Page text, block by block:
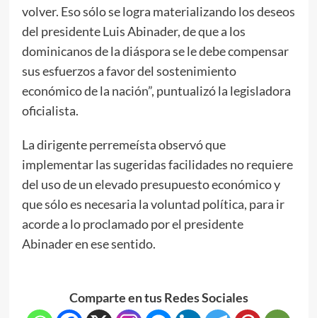
volver. Eso sólo se logra materializando los deseos
del presidente Luis Abinader, de que a los
dominicanos de la diáspora se le debe compensar
sus esfuerzos a favor del sostenimiento
económico de la nación”, puntualizó la legisladora
oficialista.
La dirigente perremeísta observó que
implementar las sugeridas facilidades no requiere
del uso de un elevado presupuesto económico y
que sólo es necesaria la voluntad política, para ir
acorde a lo proclamado por el presidente
Abinader en ese sentido.
Comparte en tus Redes Sociales